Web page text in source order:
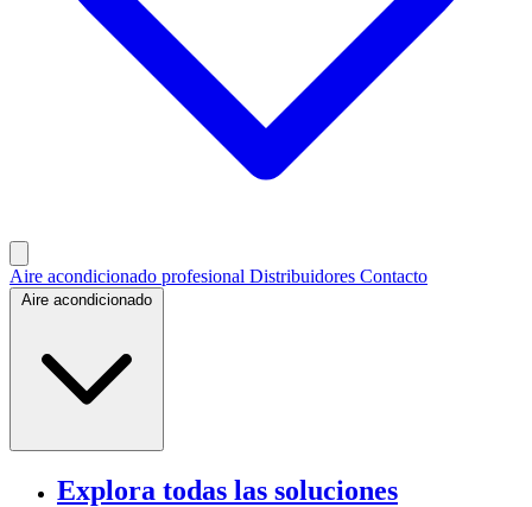
Aire acondicionado profesional Distribuidores Contacto
Aire acondicionado
Explora todas las soluciones